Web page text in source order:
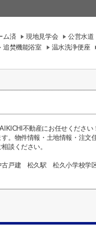
ム済 現地見学会 公営水道
追焚機能浴室 温水洗浄便座
不動産にお任せくださ
す。物件情報・土地情報・注
談ください。
戸建 松久駅 松久小学校学